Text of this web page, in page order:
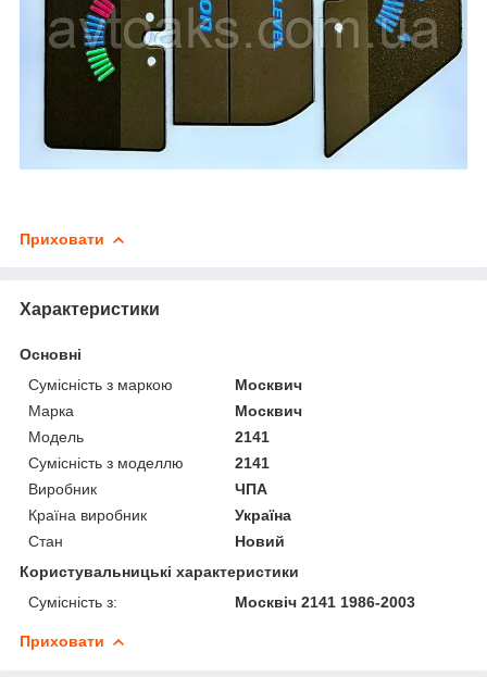
Приховати
Характеристики
Основні
Сумісність з маркою
Москвич
Марка
Москвич
Модель
2141
Сумісність з моделлю
2141
Виробник
ЧПА
Країна виробник
Україна
Стан
Новий
Користувальницькі характеристики
Сумісність з:
Москвіч 2141 1986-2003
Приховати